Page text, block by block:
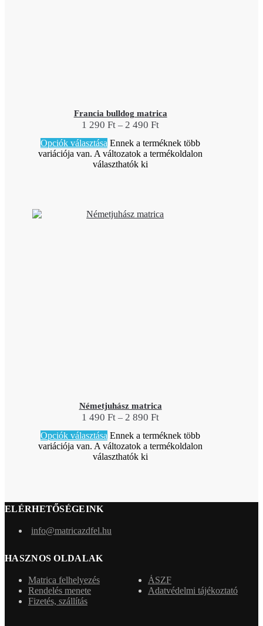
Francia bulldog matrica
1 290Ft – 2 490Ft
Opciók választása Ennek a terméknek több
variációja van. A változatok a termékoldalon
választhatók ki
Németjuhász matrica
1 490Ft – 2 890Ft
Opciók választása Ennek a terméknek több
variációja van. A változatok a termékoldalon
választhatók ki
ELÉRHETŐSÉGEINK
info@matricazdfel.hu
HASZNOS OLDALAK
Matrica felhelyezés
Rendelés menete
Fizetés, szállítás
ÁSZF
Adatvédelmi tájékoztató